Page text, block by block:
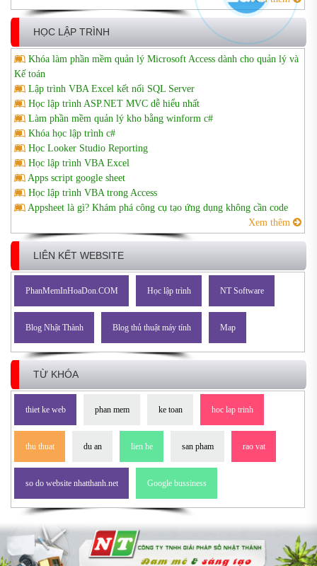
HỌC LẬP TRÌNH
Khóa làm phần mềm quản lý Microsoft Access dành cho quản lý và
Kế toán
Lập trình VBA Excel kết nối SQL Server
Học lập trình ASP.NET MVC dễ hiểu nhất
Làm phần mềm quản lý kho bằng winform c#
Khóa học lập trình c#
Học Looker Studio Reporting
Học lập trình VBA Excel
Apps script google sheet
Học lập trình VBA trong Access
Appsheet là gì? Khám phá công cụ tạo ứng dụng không cần code
Xem thêm
LIÊN KẾT WEBSITE
PhanMemInHoaDon.COM Học lập trình NT Software
Blog Nhật Thành Blog thủ thuật máy tính Map
TỪ KHÓA
thiet ke web phan mem ke toan hoc lap trinh
thu thuat du an lien he san pham rao vat
so do website nhatthanh.net Google bussiness